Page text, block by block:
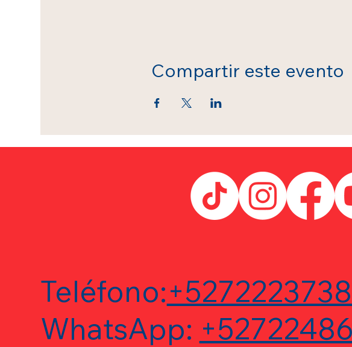
Compartir este evento
Teléfono:
WhatsApp: